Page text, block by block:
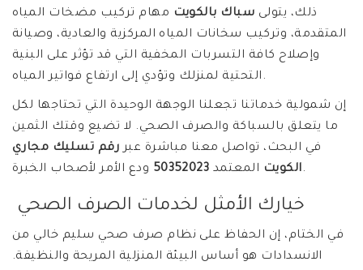
ذلك، يتولى سباك بالكويت مهام تركيب مضخات المياه
المتقدمة، وتركيب سخانات المياه المركزية والعادية، وصيانة
وإصلاح كافة التسربات المخفية التي قد تؤثر على البنية
التحتية لمنزلك وتؤدي إلى ارتفاع فواتير المياه.
إن شمولية خدماتنا تجعلنا الوجهة الوحيدة التي تحتاجها لكل
ما يتعلق بالسباكة والصرف الصحي. لا تضيع وقتك الثمين
في البحث، تواصل معنا مباشرة عبر رقم تسليك مجاري
الكويت المعتمد 50352023 ودع الأمر لأصحاب الخبرة.
خيارك الأمثل لخدمات الصرف الصحي
في الختام، إن الحفاظ على نظام صرف صحي سليم خالي من
الانسدادات هو أساس البيئة المنزلية المريحة والنظيفة.